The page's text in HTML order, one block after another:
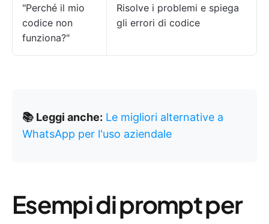
"Perché il mio
codice non
funziona?"
Risolve i problemi e spiega
gli errori di codice
📚 Leggi anche: Le migliori alternative a
WhatsApp per l'uso aziendale
Esempi di prompt per